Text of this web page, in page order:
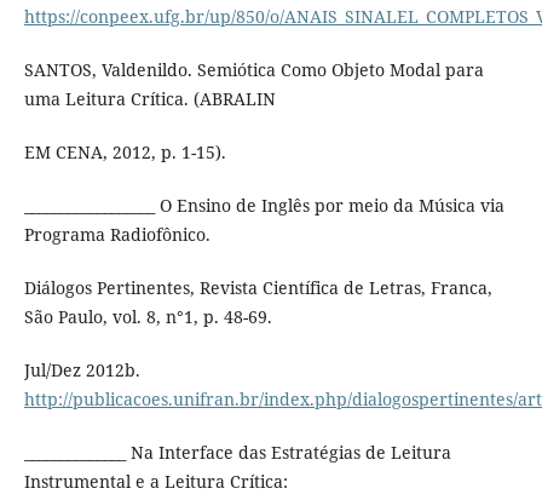
https://conpeex.ufg.br/up/850/o/
SANTOS, Valdenildo. Semiótica Como Objeto Modal para
uma Leitura Crítica. (ABRALIN
EM CENA, 2012, p. 1-15).
__________________ O Ensino de Inglês por meio da Música via
Programa Radiofônico.
Diálogos Pertinentes, Revista Científica de Letras, Franca,
São Paulo, vol. 8, n°1, p. 48-69.
Jul/Dez 2012b.
http://publicacoes.unifran.br/index.php/dialogospertinentes/
______________ Na Interface das Estratégias de Leitura
Instrumental e a Leitura Crítica: